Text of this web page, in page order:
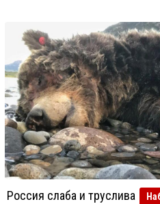
Россия слаба и труслива